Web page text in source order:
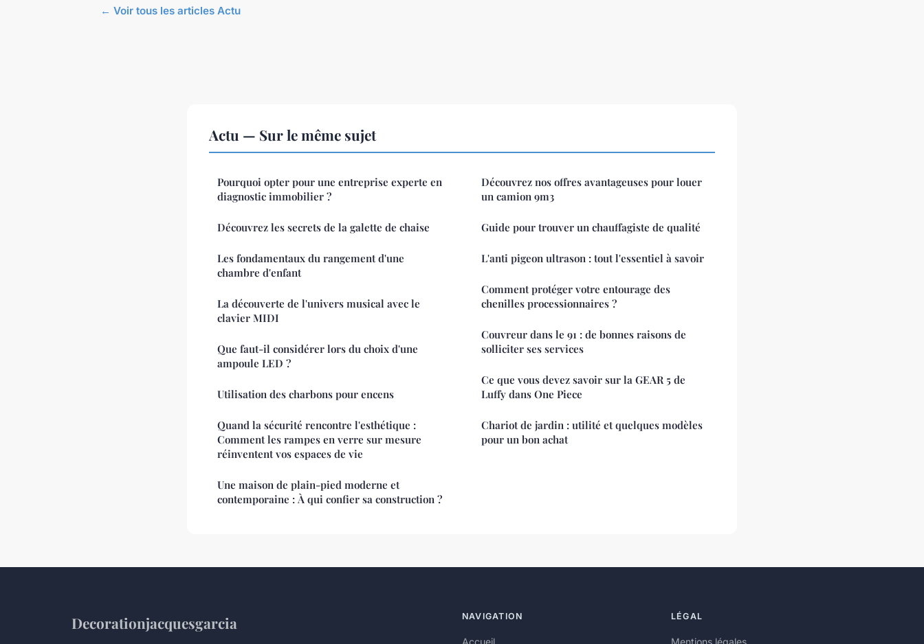
← Voir tous les articles Actu
Actu — Sur le même sujet
Pourquoi opter pour une entreprise experte en
diagnostic immobilier ?
Découvrez les secrets de la galette de chaise
Les fondamentaux du rangement d'une
chambre d'enfant
La découverte de l'univers musical avec le
clavier MIDI
Que faut-il considérer lors du choix d'une
ampoule LED ?
Utilisation des charbons pour encens
Quand la sécurité rencontre l'esthétique :
Comment les rampes en verre sur mesure
réinventent vos espaces de vie
Une maison de plain-pied moderne et
contemporaine : À qui confier sa construction ?
Découvrez nos offres avantageuses pour louer
un camion 9m3
Guide pour trouver un chauffagiste de qualité
L'anti pigeon ultrason : tout l'essentiel à savoir
Comment protéger votre entourage des
chenilles processionnaires ?
Couvreur dans le 91 : de bonnes raisons de
solliciter ses services
Ce que vous devez savoir sur la GEAR 5 de
Luffy dans One Piece
Chariot de jardin : utilité et quelques modèles
pour un bon achat
Decorationjacquesgarcia NAVIGATION
Accueil
LÉGAL
Mentions légales